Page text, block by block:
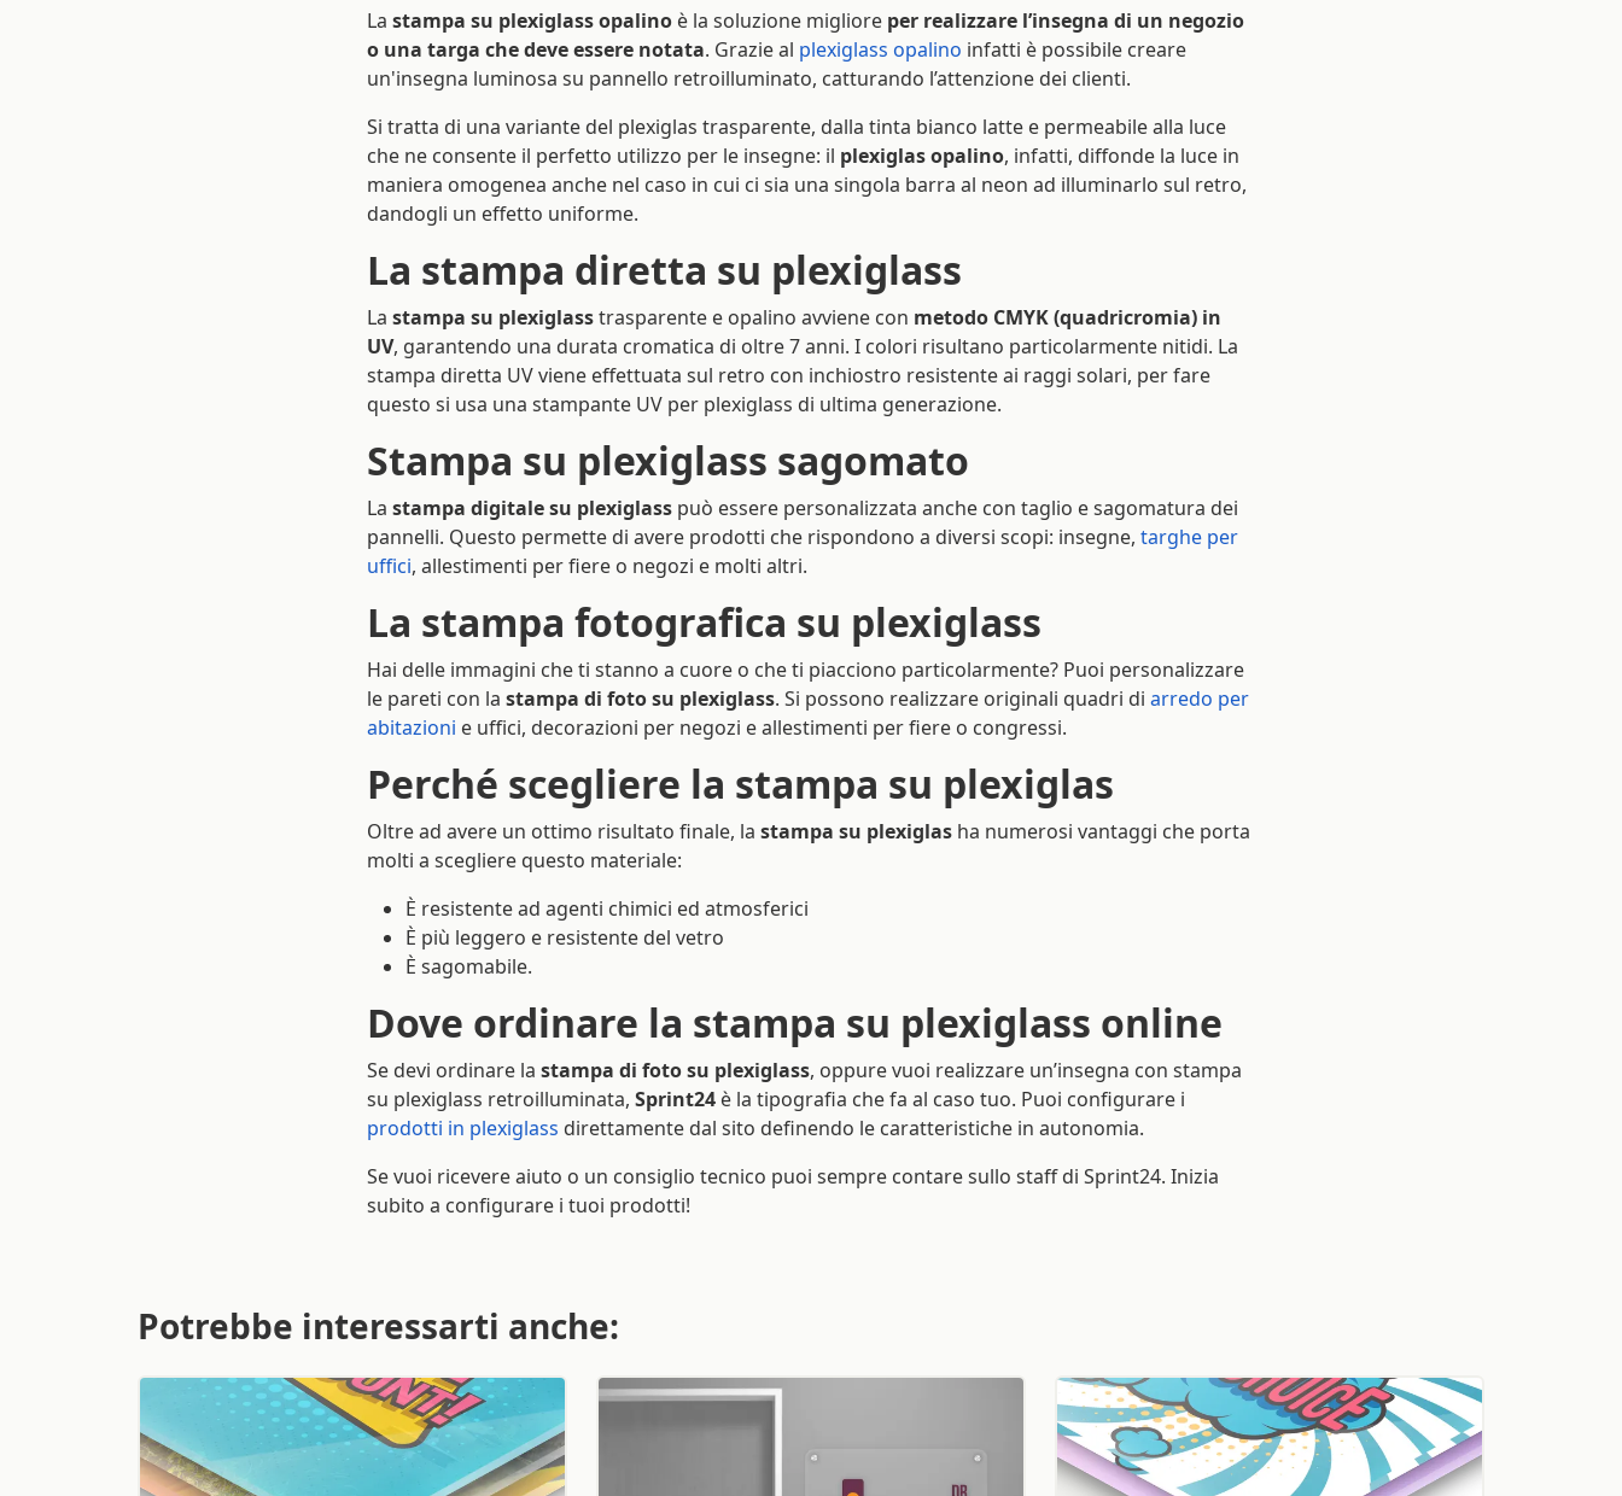
La stampa su plexiglass opalino è la soluzione migliore per realizzare l’insegna di un negozio
o una targa che deve essere notata. Grazie al plexiglass opalino infatti è possibile creare
un'insegna luminosa su pannello retroilluminato, catturando l’attenzione dei clienti.
Si tratta di una variante del plexiglas trasparente, dalla tinta bianco latte e permeabile alla luce
che ne consente il perfetto utilizzo per le insegne: il plexiglas opalino, infatti, diffonde la luce in
maniera omogenea anche nel caso in cui ci sia una singola barra al neon ad illuminarlo sul retro,
dandogli un effetto uniforme.
La stampa diretta su plexiglass
La stampa su plexiglasstrasparente e opalino avviene con metodo CMYK (quadricromia) in
UV, garantendo una durata cromatica di oltre 7 anni. I colori risultano particolarmente nitidi. La
stampa diretta UV viene effettuata sul retro con inchiostro resistente ai raggi solari, per fare
questo si usa una stampante UV per plexiglass di ultima generazione.
Stampa su plexiglass sagomato
La stampa digitale su plexiglass può essere personalizzata anche con taglio e sagomatura dei
pannelli. Questo permette di avere prodotti che rispondono a diversi scopi: insegne, targhe per
uffici, allestimenti per fiere o negozi e molti altri.
La stampa fotografica su plexiglass
Hai delle immagini che ti stanno a cuore o che ti piacciono particolarmente? Puoi personalizzare
le pareti con la stampa di foto su plexiglass. Si possono realizzare originali quadri di arredo per
abitazioni e uffici, decorazioni per negozi e allestimenti per fiere o congressi.
Perché scegliere la stampa su plexiglas
Oltre ad avere un ottimo risultato finale, la stampa su plexiglas ha numerosi vantaggi che porta
molti a scegliere questo materiale:
È resistente ad agenti chimici ed atmosferici
È più leggero e resistente del vetro
È sagomabile.
Dove ordinare la stampa su plexiglass online
Se devi ordinare la stampa di foto su plexiglass, oppure vuoi realizzare un’insegna con stampa
su plexiglass retroilluminata, Sprint24 è la tipografia che fa al caso tuo. Puoi configurare i
prodotti in plexiglass direttamente dal sito definendo le caratteristiche in autonomia.
Se vuoi ricevere aiuto o un consiglio tecnico puoi sempre contare sullo staff di Sprint24. Inizia
subito a configurare i tuoi prodotti!
Potrebbe interessarti anche: